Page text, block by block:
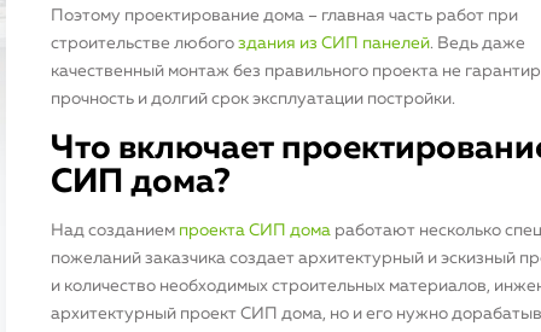
Поэтому проектирование дома – главная часть работ при
строительстве любого здания из СИП панелей. Ведь даже
качественный монтаж без правильного проекта не
прочность и долгий срок эксплуатации постройки.
Что включает
СИП дома?
Над созданием проекта СИП дома работают несколько
пожеланий заказчика создает архитектурный и эскизный
и количество необходимых строительных материалов,
архитектурный проект СИП дома, но и его нужно